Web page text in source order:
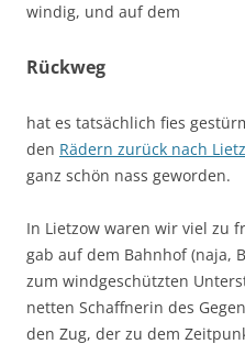
windig, und auf dem
Rückweg
hat es tatsächlich fies
den Rädern zurück nach
ganz schön nass geworden.
In Lietzow waren wir viel zu
gab auf dem Bahnhof (naja,
zum windgeschützten
netten Schaffnerin des
den Zug, der zu dem